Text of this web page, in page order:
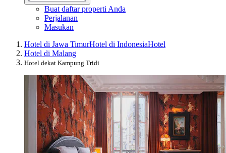
Buat daftar properti Anda
Perjalanan
Masukan
Hotel di Jawa TimurHotel di IndonesiaHotel
Hotel di Malang
Hotel dekat Kampung Tridi